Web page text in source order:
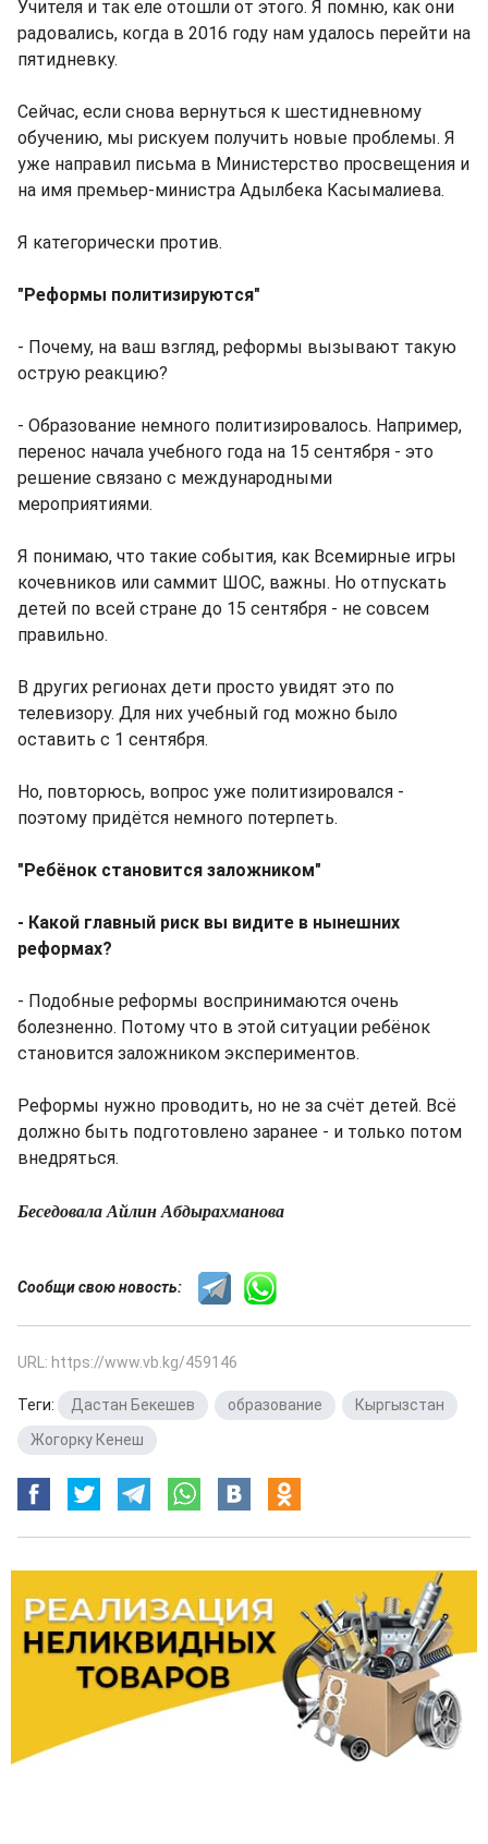
Учителя и так еле отошли от этого. Я помню, как они
радовались, когда в 2016 году нам удалось перейти на
пятидневку.
Сейчас, если снова вернуться к шестидневному
обучению, мы рискуем получить новые проблемы. Я
уже направил письма в Министерство просвещения и
на имя премьер-министра Адылбека Касымалиева.
Я категорически против.
"Реформы политизируются"
- Почему, на ваш взгляд, реформы вызывают такую
острую реакцию?
- Образование немного политизировалось. Например,
перенос начала учебного года на 15 сентября - это
решение связано с международными
мероприятиями.
Я понимаю, что такие события, как Всемирные игры
кочевников или саммит ШОС, важны. Но отпускать
детей по всей стране до 15 сентября - не совсем
правильно.
В других регионах дети просто увидят это по
телевизору. Для них учебный год можно было
оставить с 1 сентября.
Но, повторюсь, вопрос уже политизировался -
поэтому придётся немного потерпеть.
"Ребёнок становится заложником"
- Какой главный риск вы видите в нынешних
реформах?
- Подобные реформы воспринимаются очень
болезненно. Потому что в этой ситуации ребёнок
становится заложником экспериментов.
Реформы нужно проводить, но не за счёт детей. Всё
должно быть подготовлено заранее - и только потом
внедряться.
Беседовала Айлин Абдырахманова
Сообщи свою новость:
URL: https://www.vb.kg/459146
Теги: Дастан Бекешев образование Кыргызстан
Жогорку Кенеш